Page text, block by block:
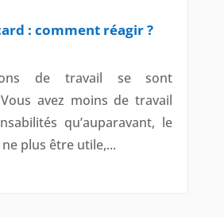
: comment réagir ?
de travail se sont
avez moins de travail
qu’auparavant, le
plus être utile,...